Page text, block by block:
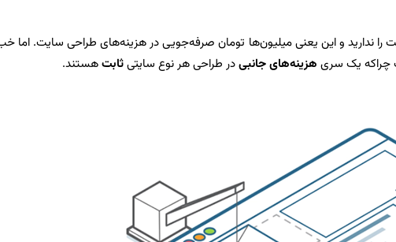
ندارید و این یعنی میلیون‌ها تومان صرفه‌جویی در هزینه‌های طراحی سایت. اما
چراکه یک سریهزینه‌های جانبیدر طراحی هر نوع سایتیثابتهستند.